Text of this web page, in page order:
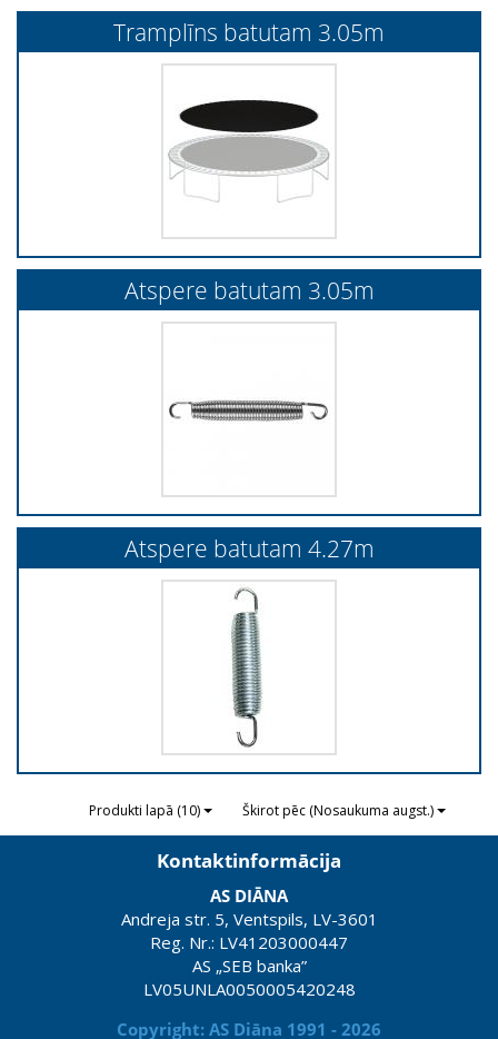
Tramplīns batutam 3.05m
Atspere batutam 3.05m
Atspere batutam 4.27m
Produkti lapā (10) Škirot pēc (Nosaukuma augst.)
Kontaktinformācija
AS DIĀNA
Andreja str. 5, Ventspils, LV-3601
Reg. Nr.: LV41203000447
AS „SEB banka”
LV05UNLA0050005420248
Copyright: AS Diāna 1991 - 2026